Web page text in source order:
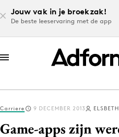
Jouw vak in je broekzak!
De beste leeservaring met de app
Log in
Carriere 9 DECEMBER 2013
Game-apps zijn